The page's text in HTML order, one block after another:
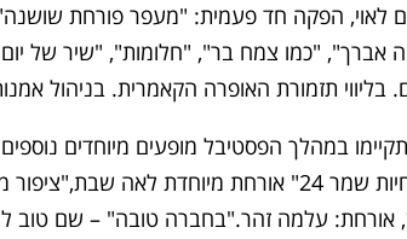
לאוי, הפקה חד פעמית: "מעפר פורחת
"כמו צמח בר", "חלומות", "שיר של יום
בליווי תזמורת האופרה הקאמרית. בניהול
אורחת: עלמה זהר."בחברה טובה" – שם טוב